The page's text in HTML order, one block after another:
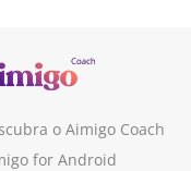
o Aimigo Coach
for Android